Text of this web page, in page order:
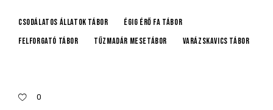
Csodálatos állatok tábor
Égig érő fa tábor
Felforgató tábor
Tűzmadár mesetábor Varázskavics tábor
0